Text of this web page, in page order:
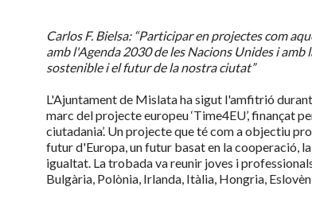
Carlos F. Bielsa: “Participar en projectes com
amb l'Agenda 2030 de les Nacions Unides i
sostenible i el futur de la nostra ciutat”
L'Ajuntament de Mislata ha sigut l'amfitrió
marc del projecte europeu ‘Time4EU’, finançat
ciutadania’. Un projecte que té com a objectiu
futur d'Europa, un futur basat en la cooperació,
igualtat. La trobada va reunir joves i
Bulgària, Polònia, Irlanda, Itàlia, Hongria,